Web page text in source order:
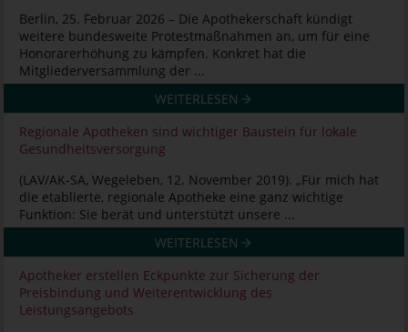
Berlin, 25. Februar 2026 – Die Apothekerschaft kündigt
weitere bundesweite Protestmaßnahmen an, um für eine
Honorarerhöhung zu kämpfen. Konkret hat die
Mitgliederversammlung der ...
WEITERLESEN
Regionale Apotheken sind wichtiger Baustein für lokale
Gesundheitsversorgung
(LAV/AK-SA, Wegeleben, 12. November 2019). „Für mich hat
die etablierte, regionale Apotheke eine ganz wichtige
Funktion: Sie berät und unterstützt unsere ...
WEITERLESEN
Apotheker erstellen Eckpunkte zur Sicherung der
Preisbindung und Weiterentwicklung des
Leistungsangebots